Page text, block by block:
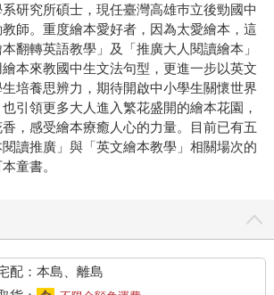
研究所碩士，現任臺灣高雄巿立後勁國中
師。重度繪本愛好者，因為太愛繪本，這
翻轉英語教學」及「推廣大人閱讀繪本」
本來教國中生文法句型，更進一步以英文
培養思辨力，期待開啟中小學生關懷世界
引領更多大人進入繁花盛開的繪本花園，
，感受繪本療癒人心的力量。目前已有五
讀推廣」與「英文繪本教學」相關場次的
童書。
配：本島、離島